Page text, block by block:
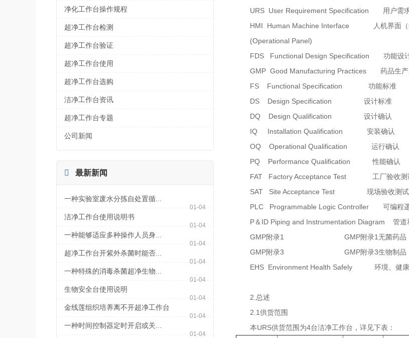
净化工作台操作规程
超净工作台检测
超净工作台验证
超净工作台使用
超净工作台选购
洁净工作台资讯
超净工作台专题
公司新闻
 最新新闻
一种实验室废水分拣自处置循...
01-04
洁净工作台使用说明书
01-04
一种能够适应多种操作人员身...
01-04
超净工作台开紫外杀菌时能否...
01-04
一种特殊的消毒杀菌超净生物...
01-04
生物安全台使用说明
01-04
金线莲组织培养离不开超净工作台
01-04
一种时间控制器定时开启或关...
01-04
URS User Requirement Specification 用户需
HMI Human Machine Interface 人机界面（
(Operational Panel)
FDS Functional Design Specification 功能设
GMP Good Manufacturing Practices 药品生产
FS Functional Specification 功能标准
DS Design Specification 设计标准
DQ Design Qualification 设计确认
IQ Installation Qualification 安装确认
OQ Operational Qualification 运行确认
PQ Performance Qualification 性能确认
FAT Factory Acceptance Test 工厂验收测
SAT Site Acceptance Test 现场验收测试
PLC Programmable Logic Controller 可编程
P＆ID Piping and Instrumentation Diagram 管道
GMP附录1 GMP附录1无菌药品
GMP附录3 GMP附录3生物制品
EHS Environment Health Safely 环境、健康
2.总述
2.1供货范围
本URS供货范围为4台洁净工作台，详见下表：